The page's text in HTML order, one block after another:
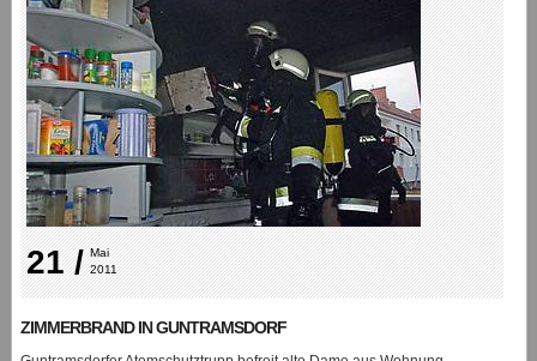
21 / Mai
2011
ZIMMERBRAND IN GUNTRAMSDORF